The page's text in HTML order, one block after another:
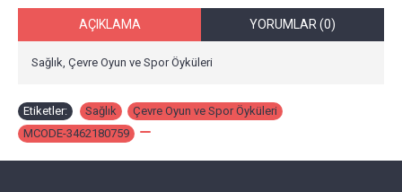
AÇIKLAMA YORUMLAR (0)
Sağlık, Çevre Oyun ve Spor Öyküleri
Etiketler: Sağlık Çevre Oyun ve Spor Öyküleri
MCODE-3462180759